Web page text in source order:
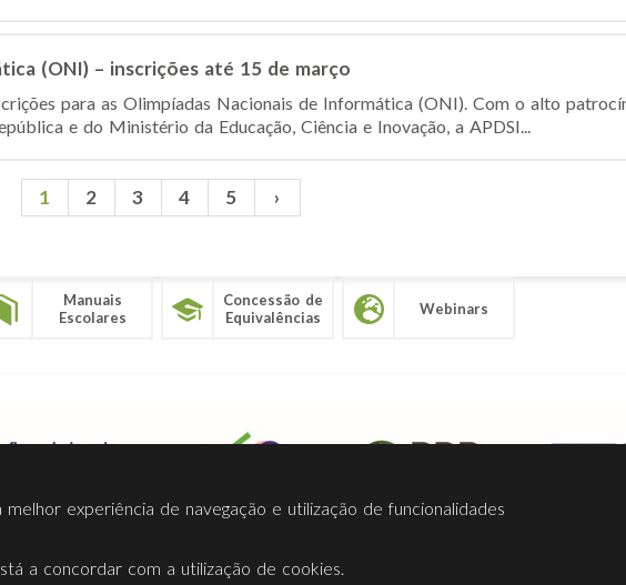
(ONI) – inscrições até 15 de março
para as Olimpíadas Nacionais de Informática (ONI). Com o alto
e do Ministério da Educação, Ciência e Inovação, a APDSI...
1 2 3 4 5 ›
Manuais
Escolares
Concessão de
Equivalências
Webinars
Contactos Ligações Facebook
experiência de navegação e utilização de funcionalidades
a concordar com a utilização de cookies.